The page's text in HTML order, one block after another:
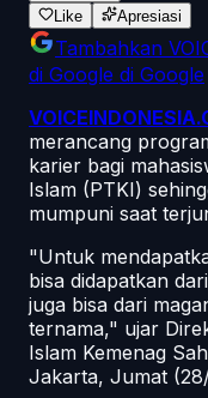
Like
Apresiasi
Tambahkan
di Google di Google
merancang
karier bagi
Islam (PTKI)
mumpuni saat
"Untuk
bisa didapatkan
juga bisa dari
ternama," ujar
Islam Kemenag
Jakarta, Jumat